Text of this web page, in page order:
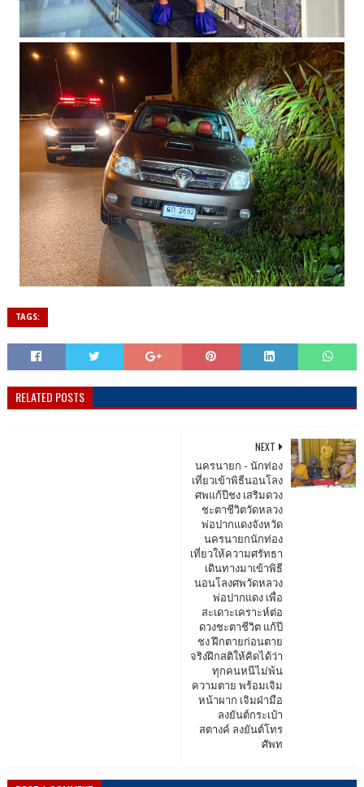
TAGS:
RELATED POSTS
NEXT
นครนายก - นักท่อง
เที่ยวเข้าพิธีนอนโลง
ศพแก้ปีชง เสริมดวง
ชะตาชีวิตวัดหลวง
พ่อปากแดงจังหวัด
นครนายกนักท่อง
เที่ยวให้ความศรัทธา
เดินทางมาเข้าพิธี
นอนโลงศพวัดหลวง
พ่อปากแดง เพื่อ
สะเดาะเคราะห์ต่อ
ดวงชะตาชีวิต แก้ปี
ชง ฝึกตายก่อนตาย
จริงฝึกสติให้คิดได้ว่า
ทุกคนหนีไม่พ้น
ความตาย พร้อมเจิม
หน้าผาก เจิมฝ่ามือ
ลงยันต์กระเป๋า
สตางค์ ลงยันต์โทร
ศัพท